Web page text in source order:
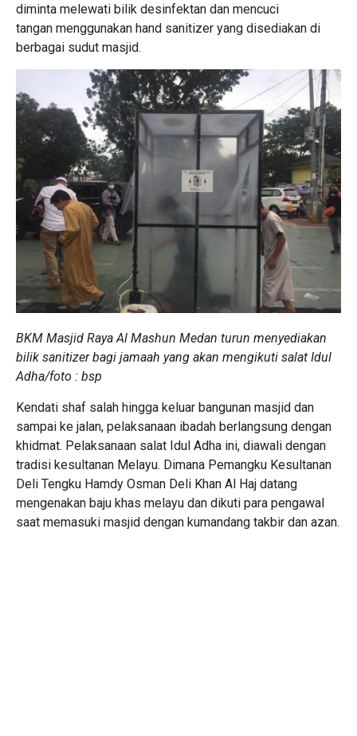
diminta melewati bilik desinfektan dan mencuci
tangan menggunakan hand sanitizer yang disediakan di
berbagai sudut masjid.
BKM Masjid Raya Al Mashun Medan turun menyediakan
bilik sanitizer bagi jamaah yang akan mengikuti salat Idul
Adha/foto : bsp
Kendati shaf salah hingga keluar bangunan masjid dan
sampai ke jalan, pelaksanaan ibadah berlangsung dengan
khidmat‎. Pelaksanaan salat Idul Adha ini, diawali dengan
tradisi kesultanan Melayu. Dimana Pemangku Kesultanan
Deli Tengku Hamdy Osman Deli Khan Al Haj datang
mengenakan baju khas melayu dan dikuti para pengawal
saat memasuki masjid dengan kumandang takbir dan azan.